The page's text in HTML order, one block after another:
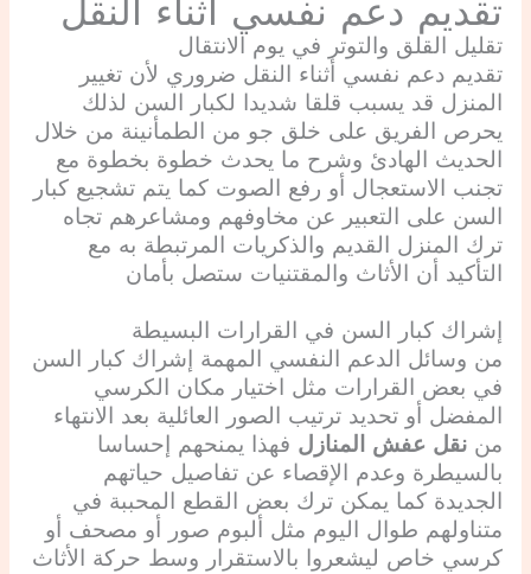
تقديم دعم نفسي أثناء النقل
تقليل القلق والتوتر في يوم الانتقال
تقديم دعم نفسي أثناء النقل ضروري لأن تغيير
المنزل قد يسبب قلقا شديدا لكبار السن لذلك
يحرص الفريق على خلق جو من الطمأنينة من خلال
الحديث الهادئ وشرح ما يحدث خطوة بخطوة مع
تجنب الاستعجال أو رفع الصوت كما يتم تشجيع كبار
السن على التعبير عن مخاوفهم ومشاعرهم تجاه
ترك المنزل القديم والذكريات المرتبطة به مع
التأكيد أن الأثاث والمقتنيات ستصل بأمان
إشراك كبار السن في القرارات البسيطة
من وسائل الدعم النفسي المهمة إشراك كبار السن
في بعض القرارات مثل اختيار مكان الكرسي
المفضل أو تحديد ترتيب الصور العائلية بعد الانتهاء
من نقل عفش المنازل فهذا يمنحهم إحساسا
بالسيطرة وعدم الإقصاء عن تفاصيل حياتهم
الجديدة كما يمكن ترك بعض القطع المحببة في
متناولهم طوال اليوم مثل ألبوم صور أو مصحف أو
كرسي خاص ليشعروا بالاستقرار وسط حركة الأثاث